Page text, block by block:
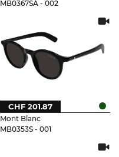
MB0367SA - 002
Mont Blanc
MB0353S - 001
CHF 201.87